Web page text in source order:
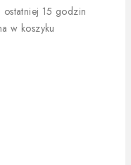
15 godzin
w koszyku